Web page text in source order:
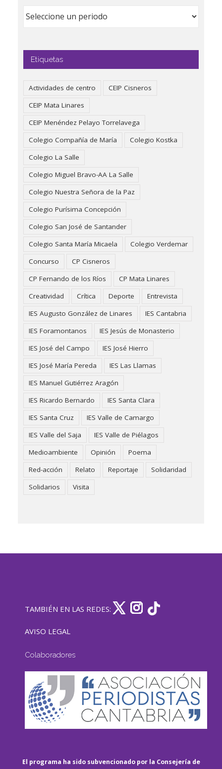
Etiquetas
Actividades de centro
CEIP Cisneros
CEIP Mata Linares
CEIP Menéndez Pelayo Torrelavega
Colegio Compañía de María
Colegio Kostka
Colegio La Salle
Colegio Miguel Bravo-AA La Salle
Colegio Nuestra Señora de la Paz
Colegio Purísima Concepción
Colegio San José de Santander
Colegio Santa María Micaela
Colegio Verdemar
Concurso
CP Cisneros
CP Fernando de los Ríos
CP Mata Linares
Creatividad
Crítica Deporte
Entrevista
IES Augusto González de Linares
IES Cantabria
IES Foramontanos
IES Jesús de Monasterio
IES José del Campo
IES José Hierro
IES José María Pereda
IES Las Llamas
IES Manuel Gutiérrez Aragón
IES Ricardo Bernardo
IES Santa Clara
IES Santa Cruz
IES Valle de Camargo
IES Valle del Saja
IES Valle de Piélagos
Medioambiente
Opinión
Poema
Red-acción
Relato Reportaje
Solidaridad
Solidarios
Visita
TAMBIÉN EN LAS REDES:
AVISO LEGAL
Colaboradores
El programa ha sido subvencionado por la Consejería de